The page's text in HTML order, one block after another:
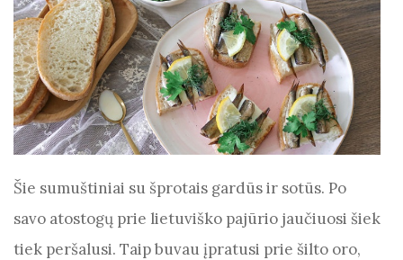
Šie sumuštiniai su šprotais gardūs ir sotūs. Po
savo atostogų prie lietuviško pajūrio jaučiuosi šiek
tiek peršalusi. Taip buvau įpratusi prie šilto oro,